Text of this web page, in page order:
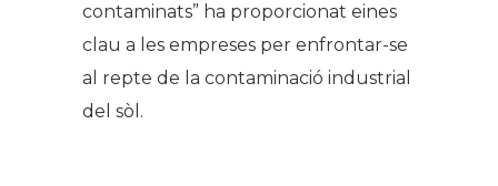
contaminats” ha proporcionat eines
clau a les empreses per enfrontar-se
al repte de la contaminació industrial
del sòl.